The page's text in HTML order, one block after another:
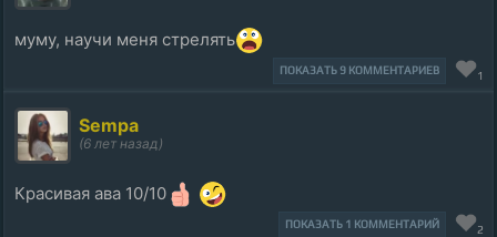
муму, научи меня стрелять
ПОКАЗАТЬ 9 КОММЕНТАРИЕВ 1
Sempa
(6 лет назад)
Красивая ава 10/10
ПОКАЗАТЬ 1 КОММЕНТАРИЙ 2